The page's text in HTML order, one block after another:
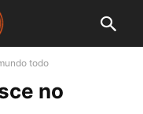
todo
no